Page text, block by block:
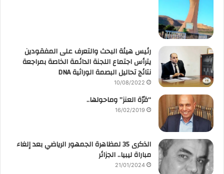
رئيس هيئة البحث والتعرف على المفقودين
يترأس اجتماع اللجنة الدائمة الخاصة بمراجعة
نتائج تحاليل البصمة الوراثية DNA
10/08/2022
“قرّة العنز” وماحولها..
16/02/2019
الذكرى 35 لمظاهرة الجمهور الرياضي بعد إلغاء
مباراة ليبيا.. الجزائر
21/01/2024